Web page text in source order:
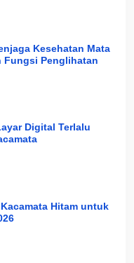
Kesehatan Mata
Fungsi Penglihatan
Digital Terlalu
Hitam untuk